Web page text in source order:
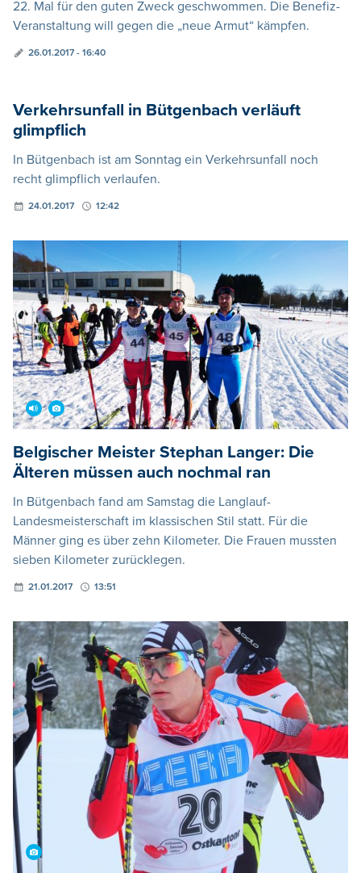
22. Mal für den guten Zweck geschwommen. Die Benefiz-
Veranstaltung will gegen die „neue Armut“ kämpfen.
26.01.2017 - 16:40
Verkehrsunfall in Bütgenbach verläuft
glimpflich
In Bütgenbach ist am Sonntag ein Verkehrsunfall noch
recht glimpflich verlaufen.
24.01.2017 12:42
Belgischer Meister Stephan Langer: Die
Älteren müssen auch nochmal ran
In Bütgenbach fand am Samstag die Langlauf-
Landesmeisterschaft im klassischen Stil statt. Für die
Männer ging es über zehn Kilometer. Die Frauen mussten
sieben Kilometer zurücklegen.
21.01.2017 13:51